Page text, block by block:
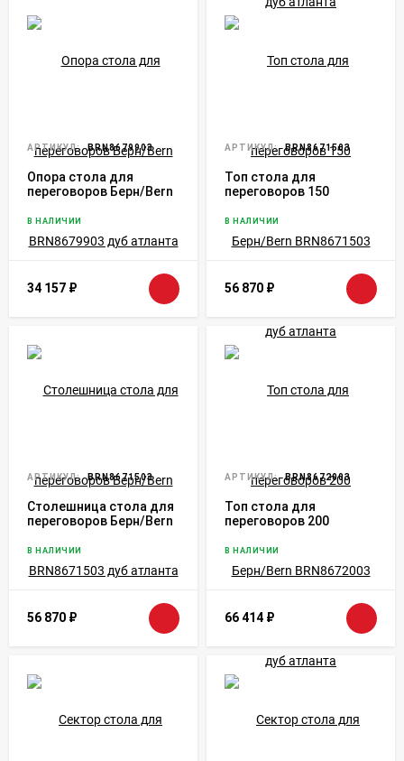
АРТИКУЛ: BRN8679903
Опора стола для
переговоров Берн/Bern
атланта
В НАЛИЧИИ
34 157 ₽
АРТИКУЛ: BRN8671503
Топ стола для
переговоров 150
дуб атланта
В НАЛИЧИИ
56 870 ₽
АРТИКУЛ: BRN8671503
Столешница стола для
переговоров Берн/Bern
атланта
В НАЛИЧИИ
56 870 ₽
АРТИКУЛ: BRN8672003
Топ стола для
переговоров 200
дуб атланта
В НАЛИЧИИ
66 414 ₽